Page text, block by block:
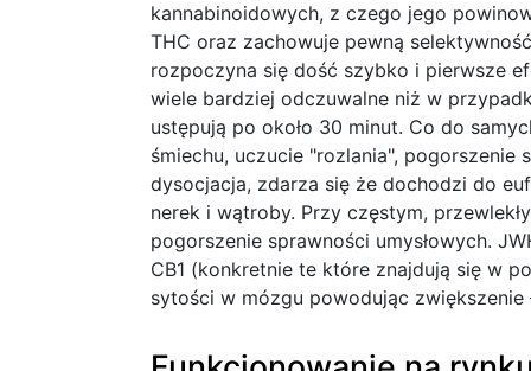
kannabinoidowych, z czego jego
THC oraz zachowuje pewną
rozpoczyna się dość szybko i pierwsze
wiele bardziej odczuwalne niż w
ustępują po około 30 minut. Co do
śmiechu, uczucie "rozlania",
dysocjacja, zdarza się że dochodzi do
nerek i wątroby. Przy częstym,
pogorszenie sprawności umysłowych.
CB1 (konkretnie te które znajdują się w
sytości w mózgu powodując zwiększenie